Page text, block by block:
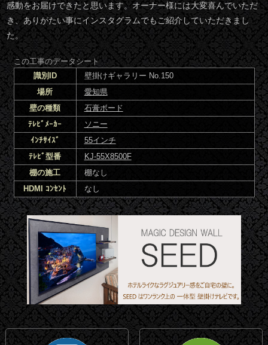
感動をお届けできたと思います。オーナー様には大変喜んでいただ
き、ありがたい事にインスタグラムでもご紹介していただきまし
た。
この工事のデータシート
識別ID
壁掛けギャラリー No.150
場所
愛知県
壁の種類
石膏ボード
ﾃﾚﾋﾞﾒｰｶｰ
ソニー
ｲﾝﾁｻｲｽﾞ
55インチ
ﾃﾚﾋﾞ型番
KJ-55X8500F
棚の施工
棚なし
HDMI ｺﾝｾﾝﾄ
なし